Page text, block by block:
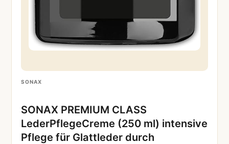
SONAX
SONAX PREMIUM CLASS
LederPflegeCreme (250 ml) intensive
Pflege für Glattleder durch